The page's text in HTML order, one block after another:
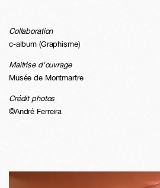
Collaboration
c-album (Graphisme)
Maitrise d'ouvrage
Musée de Montmartre
Crédit photos
©André Ferreira